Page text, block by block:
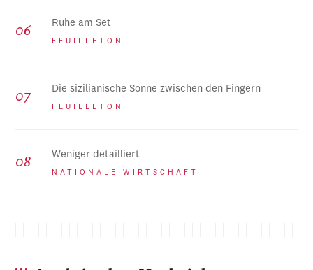
Ruhe am Set
FEUILLETON
Die sizilianische Sonne zwischen den Fingern
FEUILLETON
Weniger detailliert
NATIONALE WIRTSCHAFT